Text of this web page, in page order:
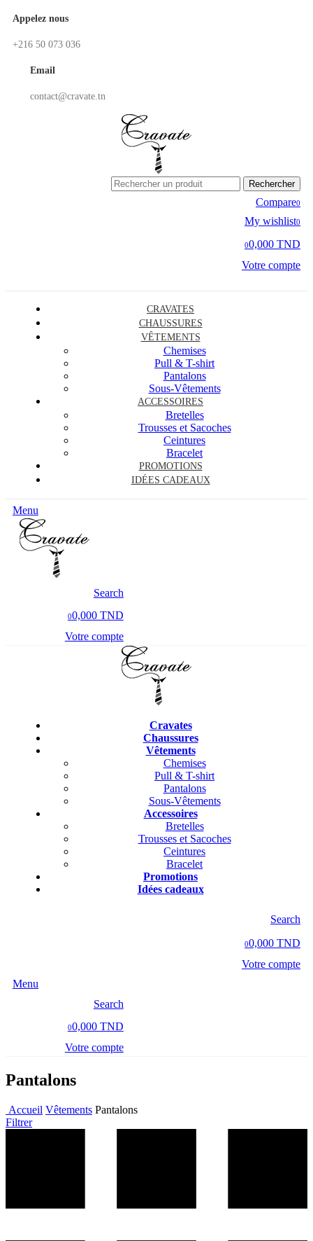
Appelez nous
+216 50 073 036
Email
contact@cravate.tn
Rechercher
Compare0
My wishlist0
00,000 TND
Votre compte
CRAVATES
CHAUSSURES
VÊTEMENTS
Chemises
Pull & T-shirt
Pantalons
Sous-Vêtements
ACCESSOIRES
Bretelles
Trousses et Sacoches
Ceintures
Bracelet
PROMOTIONS
IDÉES CADEAUX
Menu
Search
00,000 TND
Votre compte
Cravates
Chaussures
Vêtements
Chemises
Pull & T-shirt
Pantalons
Sous-Vêtements
Accessoires
Bretelles
Trousses et Sacoches
Ceintures
Bracelet
Promotions
Idées cadeaux
Search
00,000 TND
Votre compte
Menu
Search
00,000 TND
Votre compte
Pantalons
Accueil Vêtements Pantalons
Filtrer